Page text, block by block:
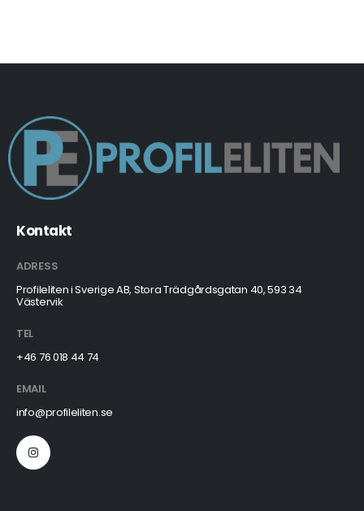
Kontakt
ADRESS
Profileliten i Sverige AB, Stora Trädgårdsgatan 40, 593 34
Västervik
TEL
+46 76 018 44 74
EMAIL
info@profileliten.se